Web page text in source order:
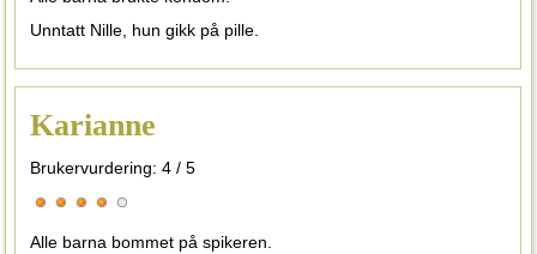
Unntatt Nille, hun gikk på pille.
Karianne
Brukervurdering:4 /5
Alle barna bommet på spikeren.